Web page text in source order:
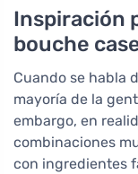
Inspiración
bouche
Cuando se habla
mayoría de la
embargo, en
combinaciones
con ingredientes